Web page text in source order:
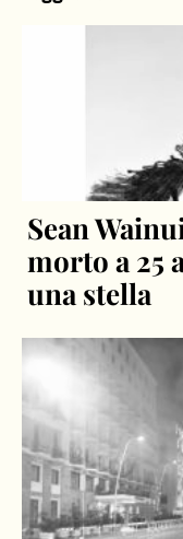
Leggi anche:
Sean
morto a 25
una stella